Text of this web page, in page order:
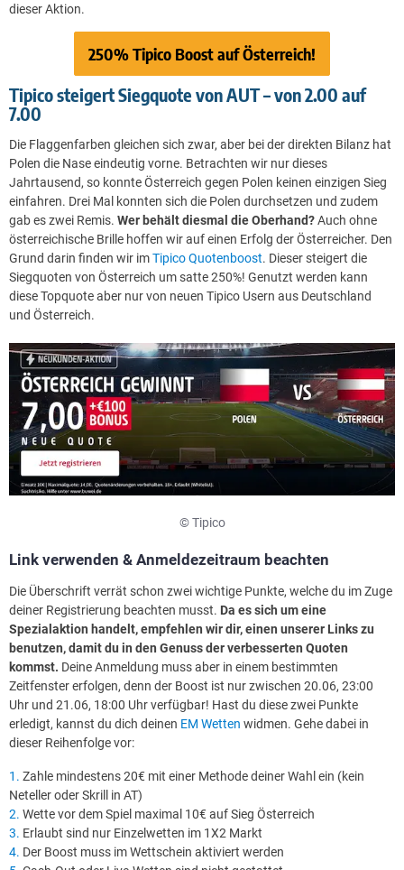
dieser Aktion.
250% Tipico Boost auf Österreich!
Tipico steigert Siegquote von AUT – von 2.00 auf
7.00
Die Flaggenfarben gleichen sich zwar, aber bei der direkten Bilanz hat
Polen die Nase eindeutig vorne. Betrachten wir nur dieses
Jahrtausend, so konnte Österreich gegen Polen keinen einzigen Sieg
einfahren. Drei Mal konnten sich die Polen durchsetzen und zudem
gab es zwei Remis. Wer behält diesmal die Oberhand?Auch ohne
österreichische Brille hoffen wir auf einen Erfolg der Österreicher. Den
Grund darin finden wir imTipico Quotenboost. Dieser steigert die
Siegquoten von Österreich um satte 250%! Genutzt werden kann
diese Topquote aber nur von neuen Tipico Usern aus Deutschland
und Österreich.
© Tipico
Link verwenden & Anmeldezeitraum beachten
Die Überschrift verrät schon zwei wichtige Punkte, welche du im Zuge
deiner Registrierung beachten musst. Da es sich um eine
Spezialaktion handelt, empfehlen wir dir, einen unserer Links zu
benutzen, damit du in den Genuss der verbesserten Quoten
kommst. Deine Anmeldung muss aber in einem bestimmten
Zeitfenster erfolgen, denn der Boost ist nur zwischen 20.06, 23:00
Uhr und 21.06, 18:00 Uhr verfügbar! Hast du diese zwei Punkte
erledigt, kannst du dich deinen EM Wetten widmen. Gehe dabei in
dieser Reihenfolge vor:
Zahle mindestens 20€ mit einer Methode deiner Wahl ein (kein
Neteller oder Skrill in AT)
Wette vor dem Spiel maximal 10€ auf Sieg Österreich
Erlaubt sind nur Einzelwetten im 1X2 Markt
Der Boost muss im Wettschein aktiviert werden